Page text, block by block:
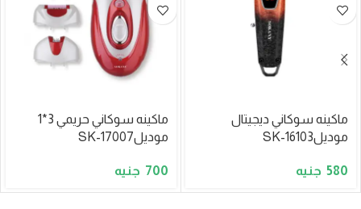
ماكينه سوكاني ديجيتال
موديلSK-16103
580
ماكينه سوكاني حريمي 3*1
موديلSK-17007
700